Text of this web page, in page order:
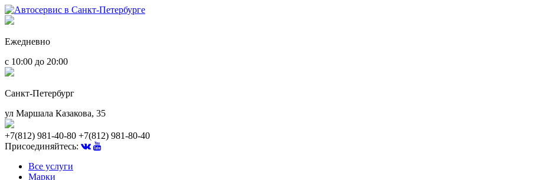
Ежедневно
с 10:00 до 20:00
Санкт-Петербург
ул Маршала Казакова, 35
+7(812) 981-40-80 +7(812) 981-80-40
Присоединяйтесь:
Все услуги
Марки